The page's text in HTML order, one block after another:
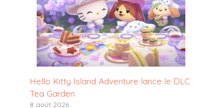
Hello Kitty Island Adventure lance le DLC
Tea Garden
8 août 2026